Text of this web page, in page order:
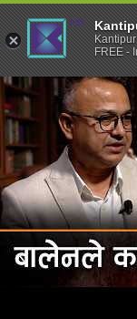
समाचार
राजनीति
FREE -